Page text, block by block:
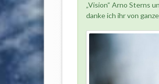
„Vision“ Arno Sterns
danke ich ihr von